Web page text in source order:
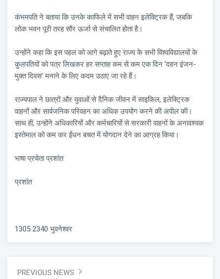
कंभमपति ने बताया कि उनके काफिले में सभी वाहन इलेक्ट्रिक हैं, जबकि
लोक भवन पूरी तरह सौर ऊर्जा से संचालित होता है।
उन्होंने कहा कि इस पहल को आगे बढ़ाते हुए राज्य के सभी विश्वविद्यालयों के
कुलपतियों को पत्र लिखकर हर सप्ताह कम से कम एक दिन 'दहन इंजन-
मुक्त दिवस' मनाने के लिए कदम उठाए जा रहे हैं।
राज्यपाल ने छात्रों और युवाओं से दैनिक जीवन में साइकिल, इलेक्ट्रिक
वाहनों और सार्वजनिक परिवहन का अधिक उपयोग करने की अपील की।
साथ ही, उन्होंने अधिकारियों और कर्मचारियों से सरकारी वाहनों के अनावश्यक
इस्तेमाल को कम कर ईंधन बचत में योगदान देने का आग्रह किया।
भाषा प्रचेता प्रशांत
प्रशांत
1305 2340 भुवनेश्वर
PREVIOUS NEWS